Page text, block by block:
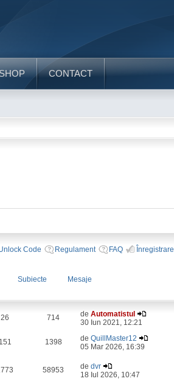
CONTACT
Code Regulament FAQ Înregistrare
Subiecte
Mesaje
26 714 deAutomatistul
30 Iun 2021, 12:21
151 1398 deQuillMaster12
05 Mar 2026, 16:39
58953 dedvr
18 Iul 2026, 10:47